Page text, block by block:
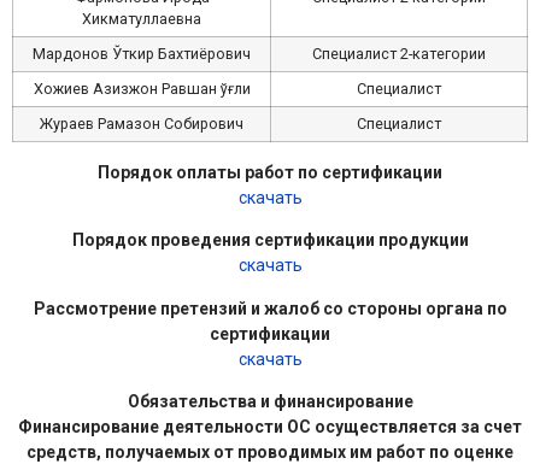
Хикматуллаевна
Мардонов Ўткир Бахтиёрович
Специалист 2-категории
Хожиев Азизжон Равшан ўғли
Специалист
Жураев Рамазон Собирович
Специалист
Порядок оплаты работ по сертификации
скачать
Порядок проведения сертификации продукции
скачать
Рассмотрение претензий и жалоб со стороны органа по
сертификации
скачать
Обязательства и финансирование
Финансирование деятельности ОС осуществляется за счет
средств, получаемых от проводимых им работ по оценке